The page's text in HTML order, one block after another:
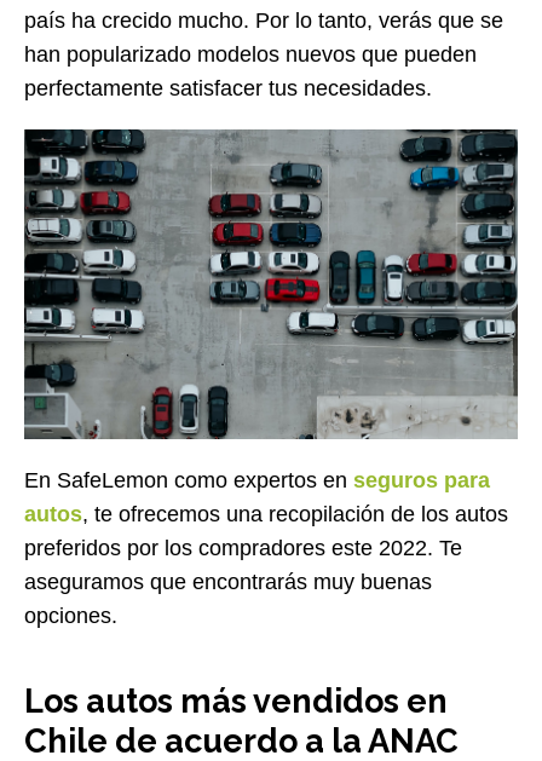
país ha crecido mucho. Por lo tanto, verás que se
han popularizado modelos nuevos que pueden
perfectamente satisfacer tus necesidades.
En SafeLemon como expertos en seguros para
autos, te ofrecemos una recopilación de los autos
preferidos por los compradores este 2022. Te
aseguramos que encontrarás muy buenas
opciones.
Los autos más vendidos en
Chile de acuerdo a la ANAC